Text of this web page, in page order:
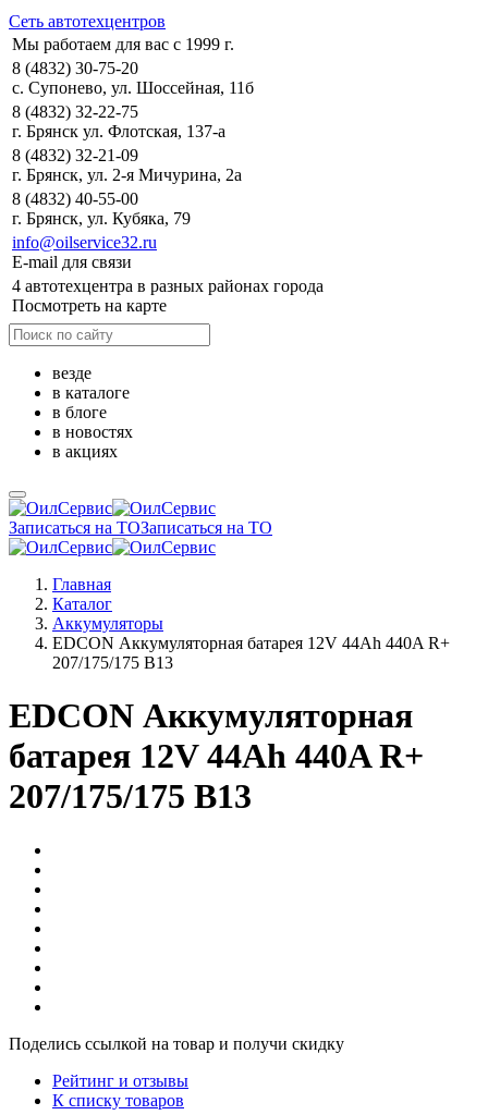
Сеть автотехцентров
Мы работаем для вас с 1999 г.
8 (4832) 30-75-20
с. Супонево, ул. Шоссейная, 11б
8 (4832) 32-22-75
г. Брянск ул. Флотская, 137-а
8 (4832) 32-21-09
г. Брянск, ул. 2-я Мичурина, 2а
8 (4832) 40-55-00
г. Брянск, ул. Кубяка, 79
info@oilservice32.ru
E-mail для связи
4 автотехцентра в разных районах города
Посмотреть на карте
везде
в каталоге
в блоге
в новостях
в акциях
Записаться на ТОЗаписаться на ТО
Главная
Каталог
Аккумуляторы
EDCON Аккумуляторная батарея 12V 44Ah 440A R+
207/175/175 B13
EDCON Аккумуляторная
батарея 12V 44Ah 440A R+
207/175/175 B13
Поделись ссылкой на товар и получи скидку
Рейтинг и отзывы
К списку товаров